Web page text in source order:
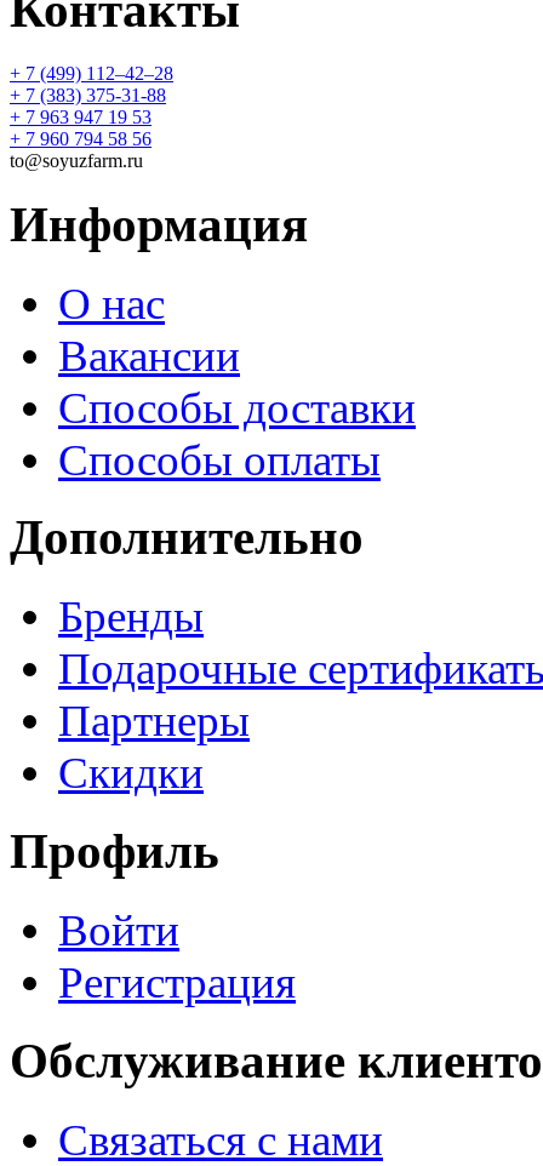
+ 7 (499) 112‒42‒28
+ 7 (383) 375-31-88
+ 7 963 947 19 53
+ 7 960 794 58 56
to@soyuzfarm.ru
Информация
О нас
Вакансии
Способы доставки
Способы оплаты
Дополнительно
Бренды
Подарочные
Партнеры
Скидки
Профиль
Войти
Регистрация
Обслуживание
Связаться с нами